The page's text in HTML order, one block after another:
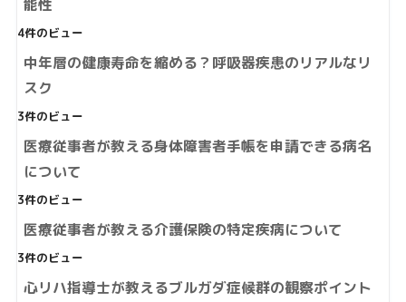
能性
4件のビュー
中年層の健康寿命を縮める？呼吸器疾患のリアルなリ
スク
3件のビュー
医療従事者が教える身体障害者手帳を申請できる病名
について
3件のビュー
医療従事者が教える介護保険の特定疾病について
3件のビュー
心リハ指導士が教えるブルガダ症候群の観察ポイント